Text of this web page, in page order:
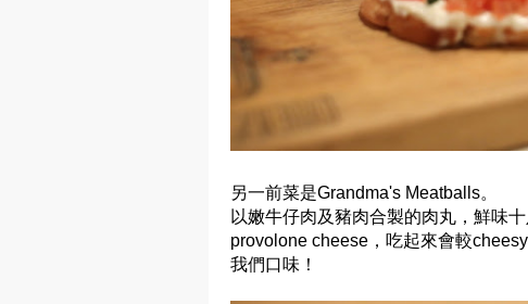
另一前菜是Grandma's Meatballs。
以嫩牛仔肉及豬肉合製的肉丸，鮮味
provolone cheese，吃起來會較
我們口味！